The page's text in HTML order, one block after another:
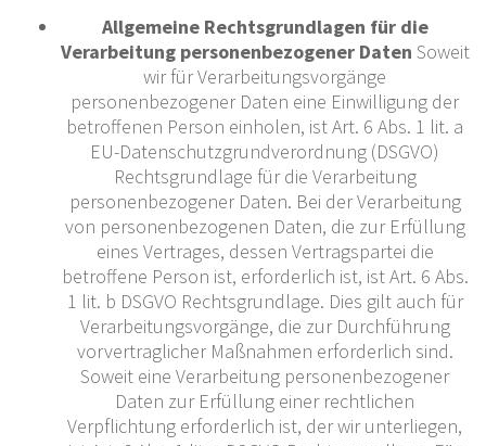
Allgemeine Rechtsgrundlagen für die
Verarbeitung personenbezogener Daten Soweit
wir für Verarbeitungsvorgänge
personenbezogener Daten eine Einwilligung der
betroffenen Person einholen, ist Art. 6 Abs. 1 lit. a
EU-Datenschutzgrundverordnung (DSGVO)
Rechtsgrundlage für die Verarbeitung
personenbezogener Daten. Bei der Verarbeitung
von personenbezogenen Daten, die zur Erfüllung
eines Vertrages, dessen Vertragspartei die
betroffene Person ist, erforderlich ist, ist Art. 6 Abs.
1 lit. b DSGVO Rechtsgrundlage. Dies gilt auch für
Verarbeitungsvorgänge, die zur Durchführung
vorvertraglicher Maßnahmen erforderlich sind.
Soweit eine Verarbeitung personenbezogener
Daten zur Erfüllung einer rechtlichen
Verpflichtung erforderlich ist, der wir unterliegen,